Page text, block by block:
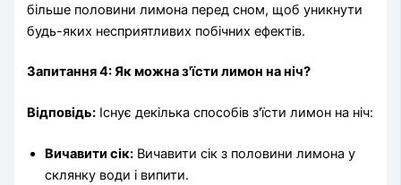
більше половини лимона перед сном, щоб уникнути
будь-яких несприятливих побічних ефектів.
Запитання 4: Як можна з'їсти лимон на ніч?
Відповідь: Існує декілька способів з'їсти лимон на ніч:
Вичавити сік: Вичавити сік з половини лимона у
склянку води і випити.